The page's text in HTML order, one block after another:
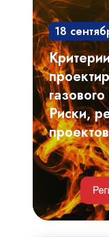
системы
газового
Риски,
решения
и
примеры
проектов
18
Риски,
проектов